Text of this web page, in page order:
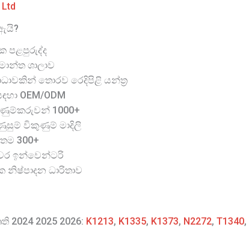
පළපුරුද්ද
ශාලාව
තොරව රෙදිපිළි යන්ත්‍ර
OEM/ODM
1000+
විකුණුම් මාදිලි
300+
ඉන්වෙන්ටරි
නිෂ්පාදන ධාරිතාව
2025 2026: K1213, K1335, K1373, N2272, T1340,